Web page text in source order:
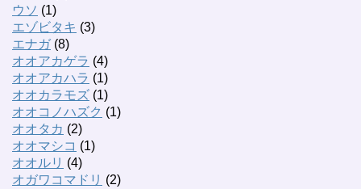
ウソ (1)
エゾビタキ (3)
エナガ(8)
オオアカゲラ (4)
オオアカハラ (1)
オオカラモズ (1)
オオコノハズク (1)
オオタカ (2)
オオマシコ (1)
オオルリ (4)
オガワコマドリ (2)